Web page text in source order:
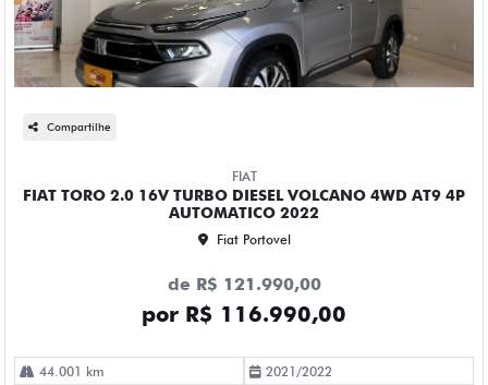
Compartilhe
FIAT
FIAT TORO 2.0 16V TURBO DIESEL VOLCANO 4WD AT9 4P
AUTOMATICO 2022
Fiat Portovel
de R$ 121.990,00
por R$ 116.990,00
44.001 km 2021/2022